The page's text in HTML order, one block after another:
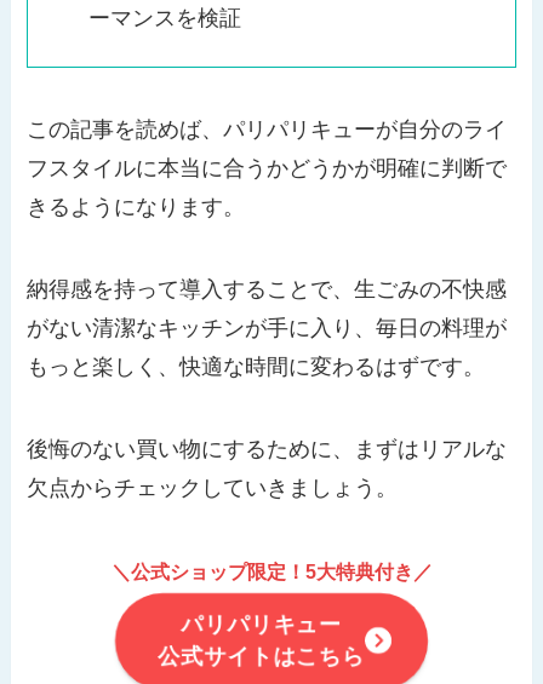
ーマンスを検証
この記事を読めば、パリパリキューが自分のライ
フスタイルに本当に合うかどうかが明確に判断で
きるようになります。
納得感を持って導入することで、生ごみの不快感
がない清潔なキッチンが手に入り、毎日の料理が
もっと楽しく、快適な時間に変わるはずです。
後悔のない買い物にするために、まずはリアルな
欠点からチェックしていきましょう。
＼公式ショップ限定！5大特典付き／
パリパリキュー
公式サイトはこちら